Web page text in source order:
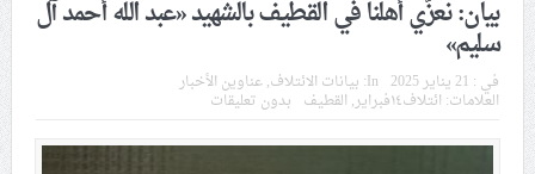
55 مأتمًا وحسينيّة يعترضون على الإجراءات القمعيّة للنظام
في موسم عاشوراء
بيان: نعزّي أهلنا في القطيف بالشهيد «عبد الله أحمد آل
سليم»
في : 21 يناير 2025 In: بيانات الائتلاف,عناوين الأخبار
العلامات: ائتلاف١٤فبراير , القطيف بدون تعليقات